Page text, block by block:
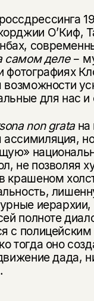
О’Киф,
самом деле−
фотографиях
для нас и
non grataна
не позволяя
крашеном
полноте
с
тогда оно
дада,